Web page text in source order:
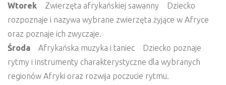
Wtorek
Zwierzęta afrykańskiej sawanny Dziecko
rozpoznaje i nazywa wybrane zwierzęta żyjące w Afryce
oraz poznaje ich zwyczaje.
Środa Afrykańska muzyka i taniec Dziecko poznaje
rytmy i instrumenty charakterystyczne dla wybranych
regionów Afryki oraz rozwija poczucie rytmu.